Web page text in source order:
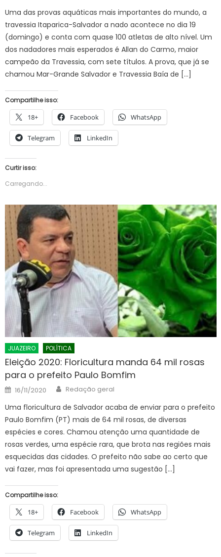
Uma das provas aquáticas mais importantes do mundo, a
travessia Itaparica-Salvador a nado acontece no dia 19
(domingo) e conta com quase 100 atletas de alto nível. Um
dos nadadores mais esperados é Allan do Carmo, maior
campeão da Travessia, com sete títulos. A prova, que já se
chamou Mar-Grande Salvador e Travessia Baía de […]
Compartilhe isso:
18+ Facebook WhatsApp
Telegram LinkedIn
Curtir isso:
Carregando...
JUAZEIRO POLÍTICA
Eleição 2020: Floricultura manda 64 mil rosas
para o prefeito Paulo Bomfim
Posted
on
16/11/2020 Author
Redação geral
Uma floricultura de Salvador acaba de enviar para o prefeito
Paulo Bomfim (PT) mais de 64 mil rosas, de diversas
espécies e cores. Chamou atenção uma quantidade de
rosas verdes, uma espécie rara, que brota nas regiões mais
esquecidas das cidades. O prefeito não sabe ao certo que
vai fazer, mas foi apresentada uma sugestão […]
Compartilhe isso:
18+ Facebook WhatsApp
Telegram LinkedIn